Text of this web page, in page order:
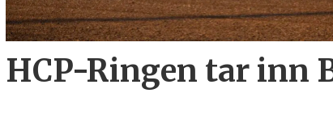
HCP-Ringen tar inn